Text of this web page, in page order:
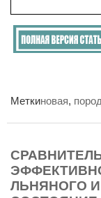
Меткиновая,
ЛЬНЯНОГО